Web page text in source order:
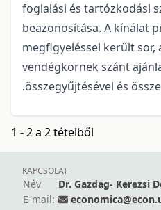
foglalási és tartózkodási
beazonosítása. A kínálat
megfigyeléssel került sor,
vendégkörnek szánt
.összegyűjtésével és
1 - 2 a 2 tételből
KAPCSOLAT
Név
Dr. Gazdag- Kerezsi
E-mail: